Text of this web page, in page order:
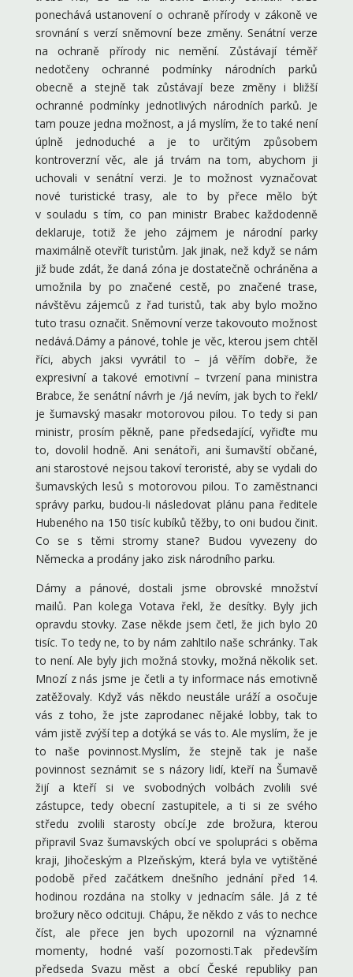
Dámy a pánové, dostali jsme obrovské množství
mailů. Pan kolega Votava řekl, že desítky. Byly jich
opravdu stovky. Zase někde jsem četl, že jich bylo 20
tisíc. To tedy ne, to by nám zahltilo naše schránky. Tak
to není. Ale byly jich možná stovky, možná několik set.
Mnozí z nás jsme je četli a ty informace nás emotivně
zatěžovaly. Když vás někdo neustále uráží a osočuje
vás z toho, že jste zaprodanec nějaké lobby, tak to
vám jistě zvýší tep a dotýká se vás to. Ale myslím, že je
to naše povinnost.Myslím, že stejně tak je naše
povinnost seznámit se s názory lidí, kteří na Šumavě
žijí a kteří si ve svobodných volbách zvolili své
zástupce, tedy obecní zastupitele, a ti si ze svého
středu zvolili starosty obcí.Je zde brožura, kterou
připravil Svaz šumavských obcí ve spolupráci s oběma
kraji, Jihočeským a Plzeňským, která byla ve vytištěné
podobě před začátkem dnešního jednání před 14.
hodinou rozdána na stolky v jednacím sále. Já z té
brožury něco odcituji. Chápu, že někdo z vás to nechce
číst, ale přece jen bych upozornil na významné
momenty, hodné vaší pozornosti.Tak především
předseda Svazu měst a obcí České republiky pan